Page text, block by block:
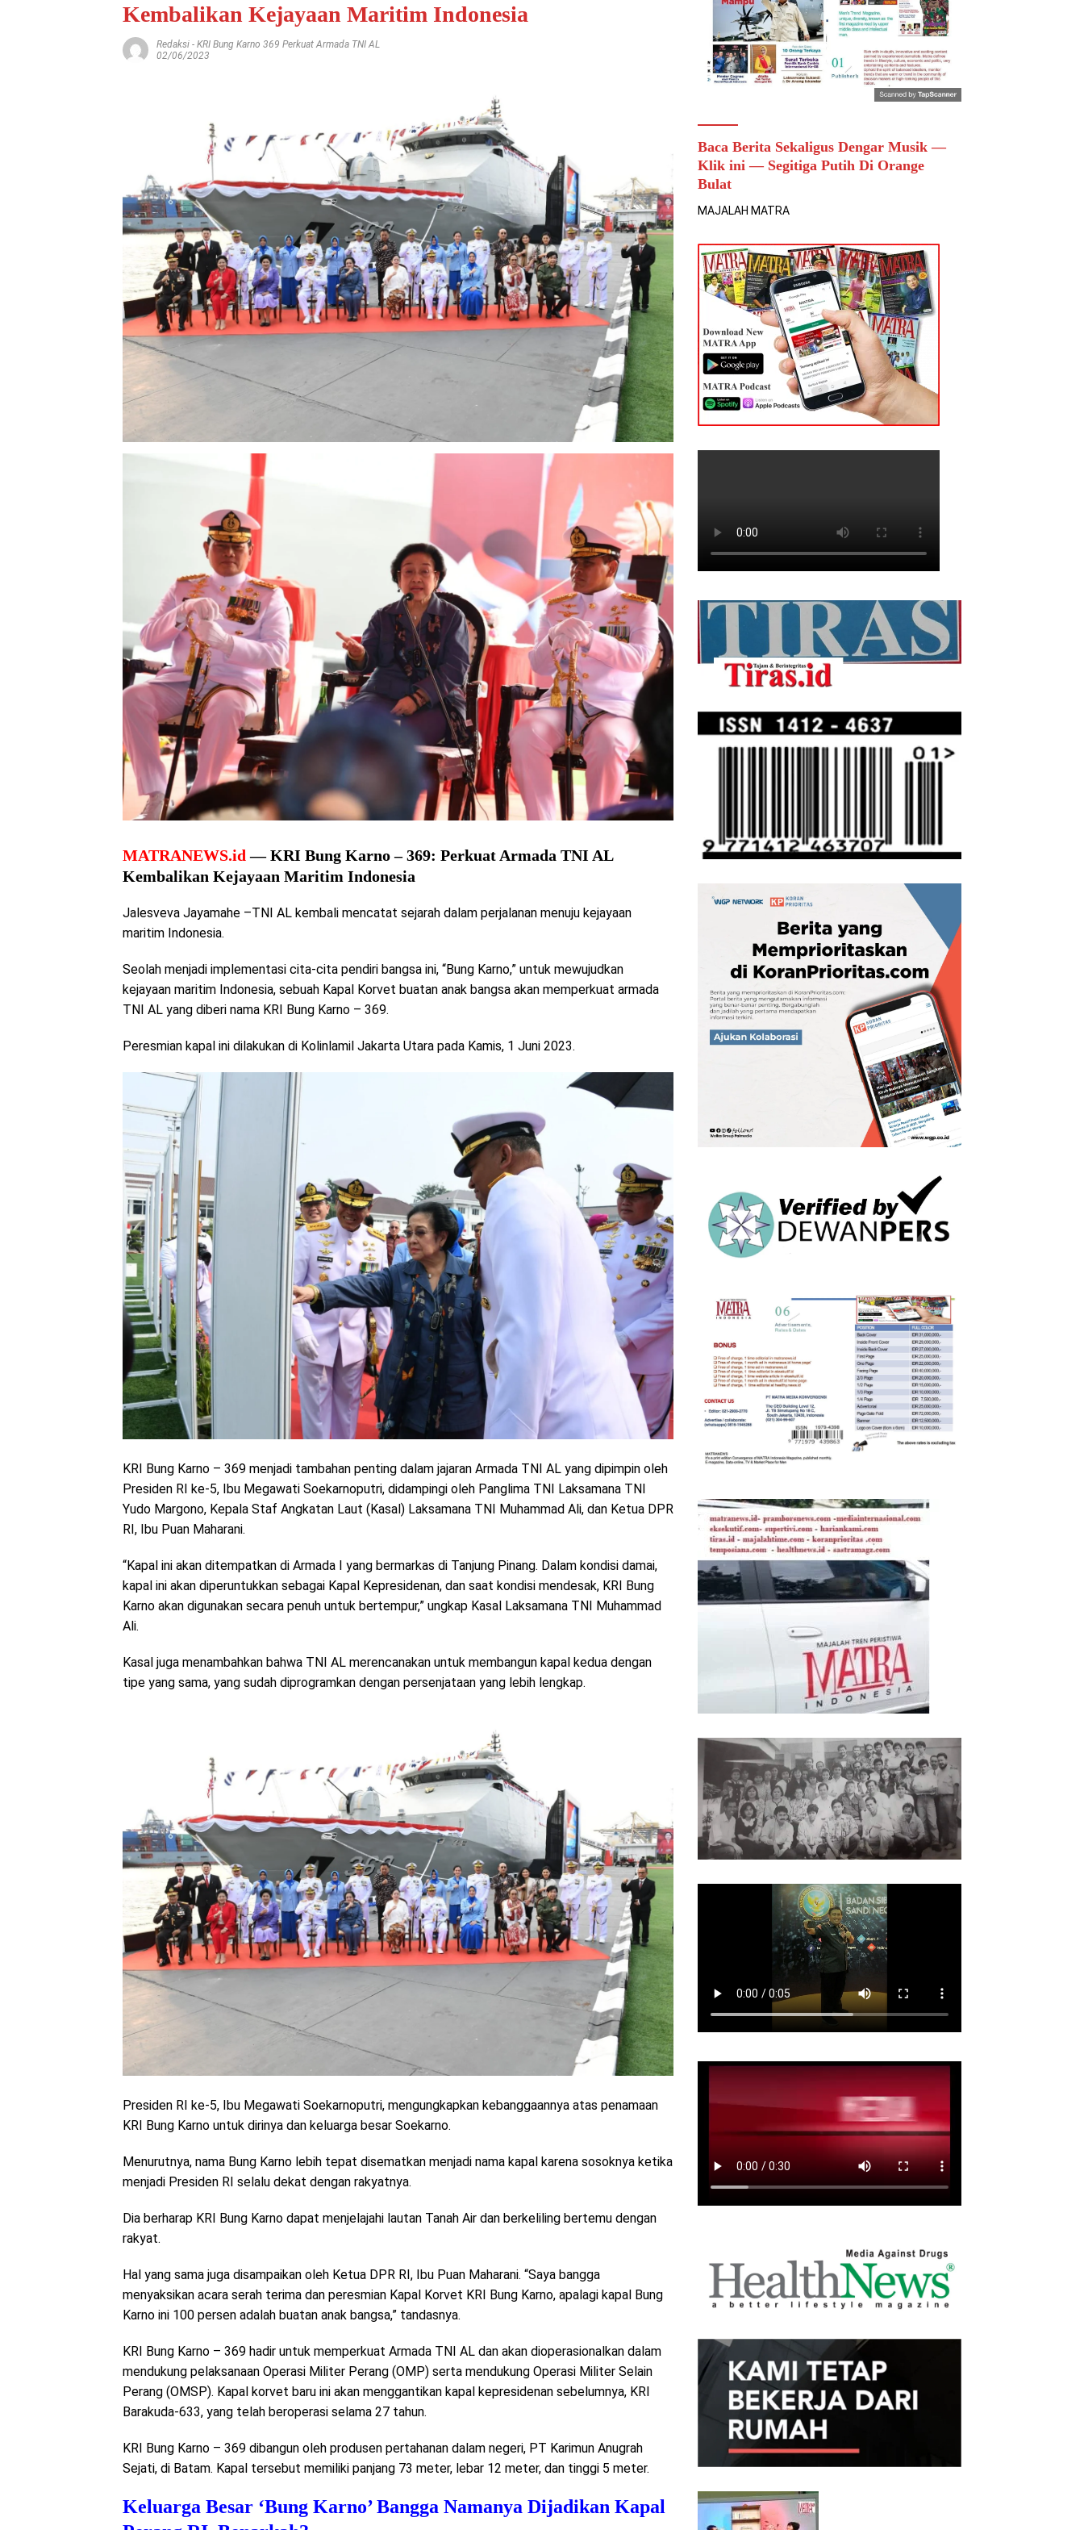
Kembalikan Kejayaan Maritim Indonesia
Redaksi - KRI Bung Karno 369 Perkuat Armada TNI AL
02/06/2023
MATRANEWS.id— KRI Bung Karno – 369: Perkuat Armada TNI AL
Kembalikan Kejayaan Maritim Indonesia
Jalesveva Jayamahe –TNI AL kembali mencatat sejarah dalam perjalanan menuju kejayaan
maritim Indonesia.
Seolah menjadi implementasi cita-cita pendiri bangsa ini, “Bung Karno,” untuk mewujudkan
kejayaan maritim Indonesia, sebuah Kapal Korvet buatan anak bangsa akan memperkuat armada
TNI AL yang diberi nama KRI Bung Karno – 369.
Peresmian kapal ini dilakukan di Kolinlamil Jakarta Utara pada Kamis, 1 Juni 2023.
KRI Bung Karno – 369 menjadi tambahan penting dalam jajaran Armada TNI AL yang dipimpin oleh
Presiden RI ke-5, Ibu Megawati Soekarnoputri, didampingi oleh Panglima TNI Laksamana TNI
Yudo Margono, Kepala Staf Angkatan Laut (Kasal) Laksamana TNI Muhammad Ali, dan Ketua DPR
RI, Ibu Puan Maharani.
“Kapal ini akan ditempatkan di Armada I yang bermarkas di Tanjung Pinang. Dalam kondisi damai,
kapal ini akan diperuntukkan sebagai Kapal Kepresidenan, dan saat kondisi mendesak, KRI Bung
Karno akan digunakan secara penuh untuk bertempur,” ungkap Kasal Laksamana TNI Muhammad
Ali.
Kasal juga menambahkan bahwa TNI AL merencanakan untuk membangun kapal kedua dengan
tipe yang sama, yang sudah diprogramkan dengan persenjataan yang lebih lengkap.
Presiden RI ke-5, Ibu Megawati Soekarnoputri, mengungkapkan kebanggaannya atas penamaan
KRI Bung Karno untuk dirinya dan keluarga besar Soekarno.
Menurutnya, nama Bung Karno lebih tepat disematkan menjadi nama kapal karena sosoknya ketika
menjadi Presiden RI selalu dekat dengan rakyatnya.
Dia berharap KRI Bung Karno dapat menjelajahi lautan Tanah Air dan berkeliling bertemu dengan
rakyat.
Hal yang sama juga disampaikan oleh Ketua DPR RI, Ibu Puan Maharani. “Saya bangga
menyaksikan acara serah terima dan peresmian Kapal Korvet KRI Bung Karno, apalagi kapal Bung
Karno ini 100 persen adalah buatan anak bangsa,” tandasnya.
KRI Bung Karno – 369 hadir untuk memperkuat Armada TNI AL dan akan dioperasionalkan dalam
mendukung pelaksanaan Operasi Militer Perang (OMP) serta mendukung Operasi Militer Selain
Perang (OMSP). Kapal korvet baru ini akan menggantikan kapal kepresidenan sebelumnya, KRI
Barakuda-633, yang telah beroperasi selama 27 tahun.
KRI Bung Karno – 369 dibangun oleh produsen pertahanan dalam negeri, PT Karimun Anugrah
Sejati, di Batam. Kapal tersebut memiliki panjang 73 meter, lebar 12 meter, dan tinggi 5 meter.
Keluarga Besar ‘Bung Karno’ Bangga Namanya Dijadikan Kapal
Baca Berita Sekaligus Dengar Musik —
Klik ini — Segitiga Putih Di Orange
Bulat
MAJALAH MATRA